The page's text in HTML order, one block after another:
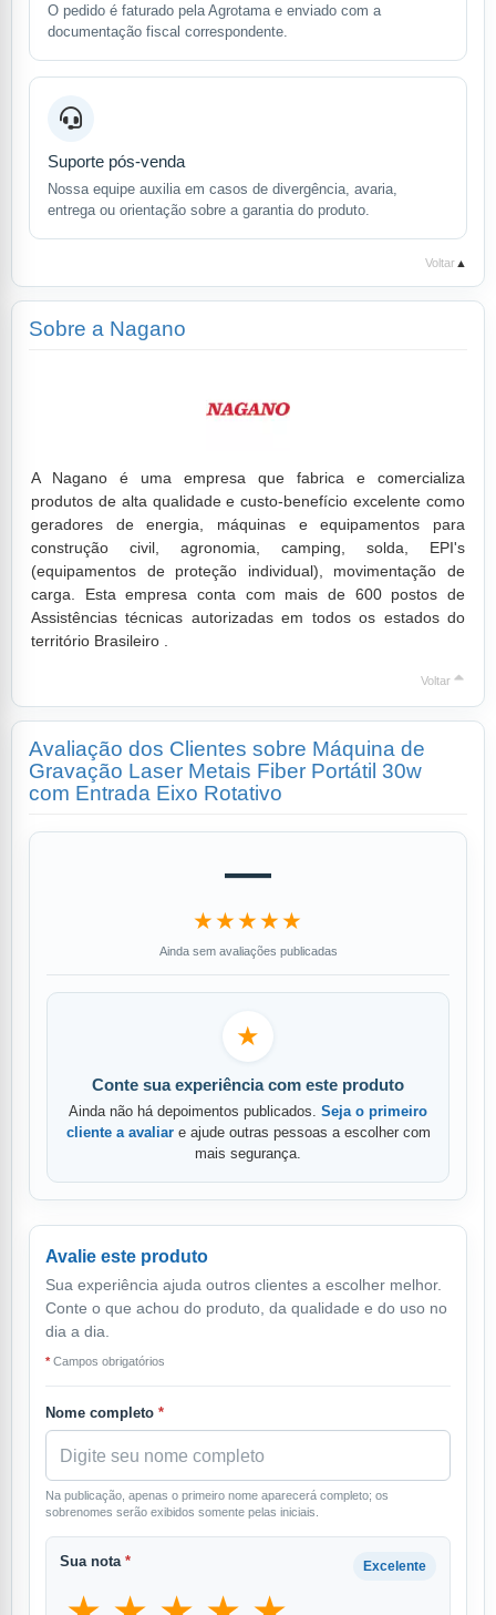
O pedido é faturado pela Agrotama e enviado com a
documentação fiscal correspondente.
Suporte pós-venda
Nossa equipe auxilia em casos de divergência, avaria,
entrega ou orientação sobre a garantia do produto.
Voltar ▲
Sobre a Nagano
A Nagano é uma empresa que fabrica e comercializa
produtos de alta qualidade e custo-benefício excelente como
geradores de energia, máquinas e equipamentos para
construção civil, agronomia, camping, solda, EPI's
(equipamentos de proteção individual), movimentação de
carga. Esta empresa conta com mais de 600 postos de
Assistências técnicas autorizadas em todos os estados do
território Brasileiro .
Voltar
Avaliação dos Clientes sobre Máquina de
Gravação Laser Metais Fiber Portátil 30w
com Entrada Eixo Rotativo
—
★★★★★
Ainda sem avaliações publicadas
★
Conte sua experiência com este produto
Ainda não há depoimentos publicados. Seja o primeiro
cliente a avaliare ajude outras pessoas a escolher com
mais segurança.
Avalie este produto
Sua experiência ajuda outros clientes a escolher melhor.
Conte o que achou do produto, da qualidade e do uso no
dia a dia.
* Campos obrigatórios
Nome completo *
Na publicação, apenas o primeiro nome aparecerá completo; os
sobrenomes serão exibidos somente pelas iniciais.
Sua nota * Excelente